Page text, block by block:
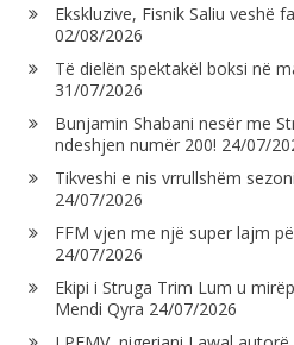
Ekskluzive, Fisnik Saliu veshë
02/08/2026
Të dielën spektakël boksi në
31/07/2026
Bunjamin Shabani nesër me
ndeshjen numër 200! 24/07/
Tikveshi e nis vrrullshëm
24/07/2026
FFM vjen me një super lajm
24/07/2026
Ekipi i Struga Trim Lum u
Mendi Qyra 24/07/2026